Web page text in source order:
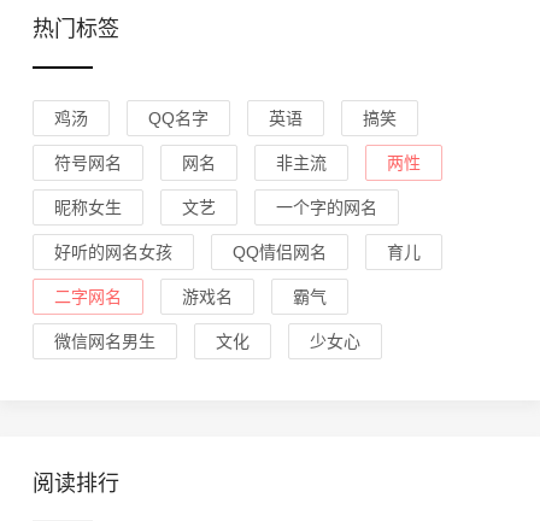
热门标签
鸡汤 QQ名字 英语 搞笑
符号网名 网名 非主流 两性
昵称女生 文艺 一个字的网名
好听的网名女孩 QQ情侣网名 育儿
二字网名 游戏名 霸气
微信网名男生 文化 少女心
阅读排行